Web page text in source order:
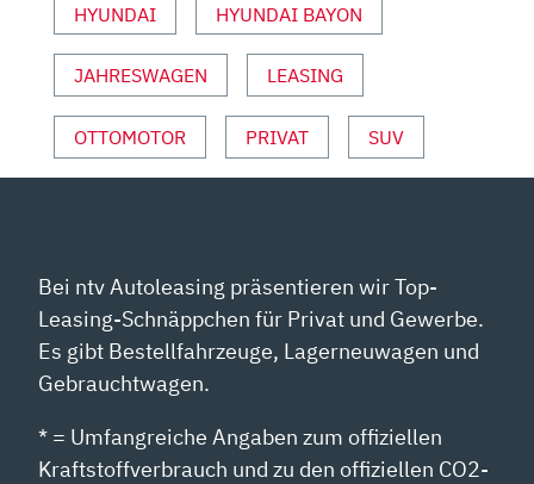
HYUNDAI HYUNDAI BAYON
JAHRESWAGEN LEASING
OTTOMOTOR PRIVAT SUV
Bei ntv Autoleasing präsentieren wir Top-
Leasing-Schnäppchen für Privat und Gewerbe.
Es gibt Bestellfahrzeuge, Lagerneuwagen und
Gebrauchtwagen.
* = Umfangreiche Angaben zum offiziellen
Kraftstoffverbrauch und zu den offiziellen CO2-